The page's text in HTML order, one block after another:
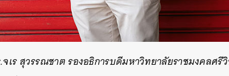
.จเรสุวรรณชาตรองอธิการบดีมหาวิทยาลัยราชมงคลศรี